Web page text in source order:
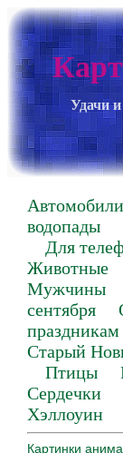
Удачи
Автомобили
водопады
Для
Животные
Мужчины
сентября
праздникам
Старый
Птицы
Сердечки
Хэллоуин
Картинки